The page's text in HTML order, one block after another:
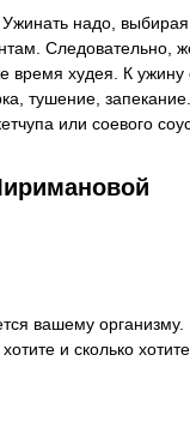
Ужинать надо,
Следовательно,
время худея. К
тушение,
или соевого
вашему организму.
и сколько